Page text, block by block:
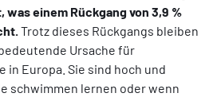
einem Rückgang von 3,9 %
Trotz dieses Rückgangs bleiben
Ursache für
Europa. Sie sind hoch und
schwimmen lernen oder wenn